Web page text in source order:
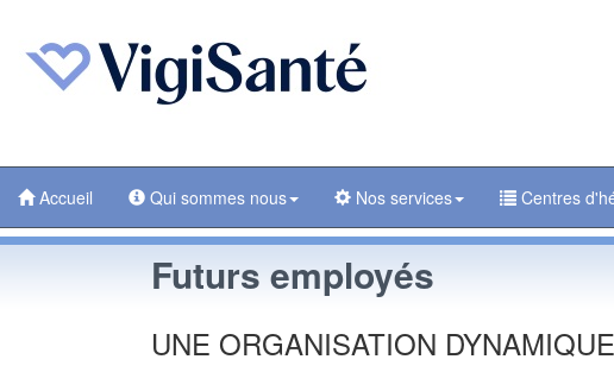
Accueil Qui sommes nous Nos services Centres
Futurs employés
UNE ORGANISATION